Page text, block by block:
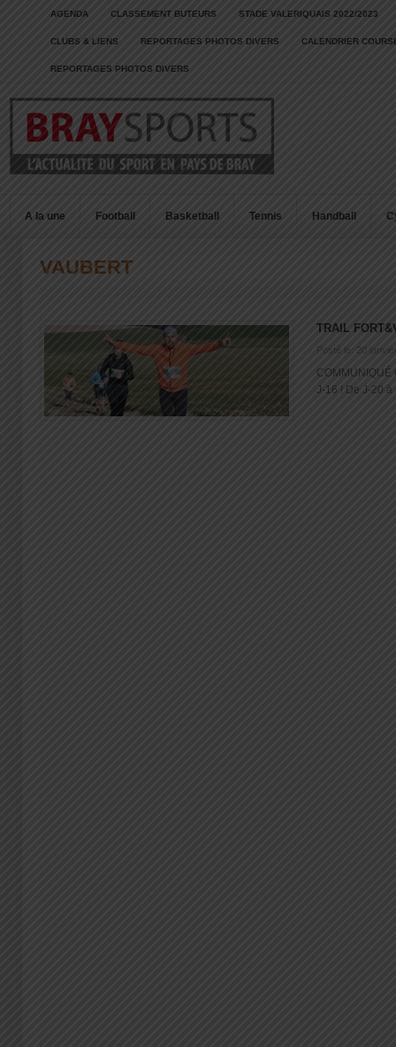
AGENDA CLASSEMENT BUTEURS STADE VALERIQUAIS 2022/2023
CLUBS & LIENS REPORTAGES PHOTOS DIVERS CALENDRIER
REPORTAGES PHOTOS DIVERS
A la une Football Basketball Tennis Handball
VAUBERT
TRAIL
Posté le: 20
COMMUNIQUÉ
J-16 ! De J-20